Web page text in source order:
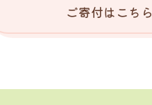
ご寄付はこちら